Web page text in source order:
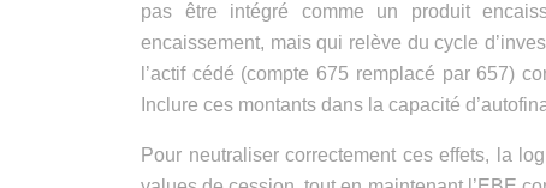
pas être intégré comme un produit
encaissement, mais qui relève du cycle
l’actif cédé (compte 675 remplacé par 657)
Inclure ces montants dans la capacité
Pour neutraliser correctement ces effets, la